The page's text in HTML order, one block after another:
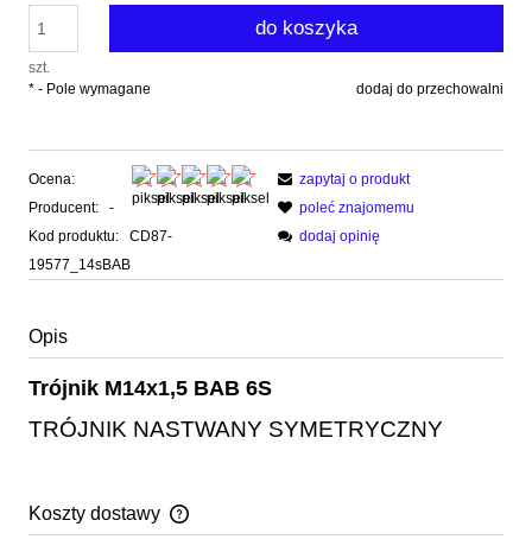
szt.
do koszyka
dodaj do przechowalni
* - Pole wymagane
Ocena:
Producent:
-
Kod produktu:
CD87-
19577_14sBAB
zapytaj o produkt
poleć znajomemu
dodaj opinię
Opis
Trójnik M14x1,5 BAB 6S
TRÓJNIK NASTWANY SYMETRYCZNY
Koszty dostawy
Cena nie zawiera ewentualnych kosztów płatności